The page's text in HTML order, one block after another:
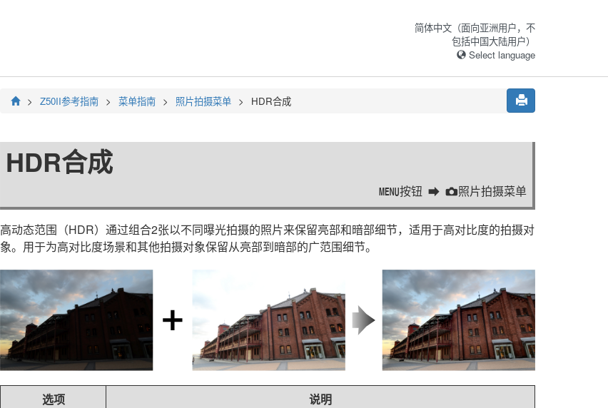
简体中文（面向亚洲用户，不
包括中国大陆用户）
Select language
Z50II参考指南 菜单指南 照片拍摄菜单 HDR合成
HDR合成
G按钮 C照片拍摄菜单
高动态范围（HDR）通过组合2张以不同曝光拍摄的照片来保留亮部和暗部细节，适用于高对比度的拍摄对
象。用于为高对比度场景和其他拍摄对象保留从亮部到暗部的广范围细节。
选项
说明